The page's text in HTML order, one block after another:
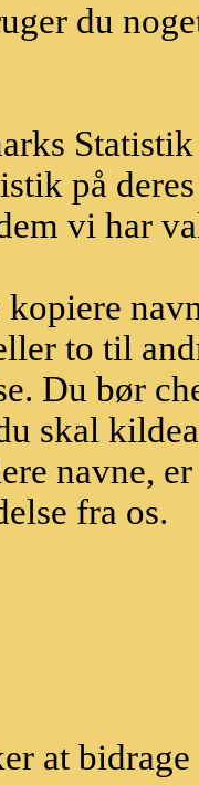
du
på
vi har
kopiere
to til
Du bør
skal
navne,
fra os.
at